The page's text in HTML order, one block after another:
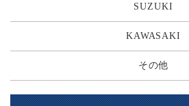
SUZUKI
KAWASAKI
その他